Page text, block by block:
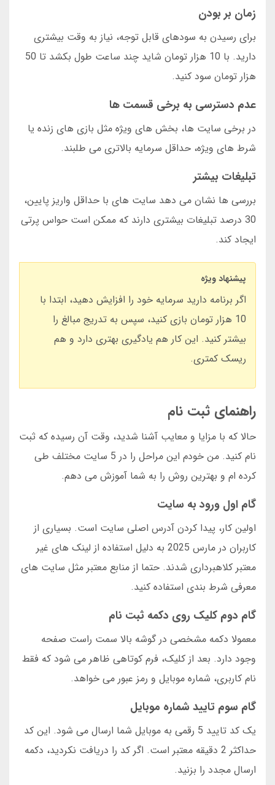
زمان بر بودن
برای رسیدن به سودهای قابل توجه، نیاز به وقت بیشتری
دارید. با 10 هزار تومان شاید چند ساعت طول بکشد تا 50
هزار تومان سود کنید.
عدم دسترسی به برخی قسمت ها
در برخی سایت ها، بخش های ویژه مثل بازی های زنده یا
شرط های ویژه، حداقل سرمایه بالاتری می طلبند.
تبلیغات بیشتر
بررسی ها نشان می دهد سایت های با حداقل واریز پایین،
30 درصد تبلیغات بیشتری دارند که ممکن است حواس پرتی
ایجاد کند.
پیشنهاد ویژه
اگر برنامه دارید سرمایه خود را افزایش دهید، ابتدا با
10 هزار تومان بازی کنید، سپس به تدریج مبالغ را
بیشتر کنید. این کار هم یادگیری بهتری دارد و هم
ریسک کمتری.
راهنمای ثبت نام
حالا که با مزایا و معایب آشنا شدید، وقت آن رسیده که ثبت
نام کنید. من خودم این مراحل را در 5 سایت مختلف طی
کرده ام و بهترین روش را به شما آموزش می دهم.
گام اول ورود به سایت
اولین کار، پیدا کردن آدرس اصلی سایت است. بسیاری از
کاربران در مارس 2025 به دلیل استفاده از لینک های غیر
معتبر کلاهبرداری شدند. حتما از منابع معتبر مثل سایت های
معرفی شرط بندی استفاده کنید.
گام دوم کلیک روی دکمه ثبت نام
معمولا دکمه مشخصی در گوشه بالا سمت راست صفحه
وجود دارد. بعد از کلیک، فرم کوتاهی ظاهر می شود که فقط
نام کاربری، شماره موبایل و رمز عبور می خواهد.
گام سوم تایید شماره موبایل
یک کد تایید 5 رقمی به موبایل شما ارسال می شود. این کد
حداکثر 2 دقیقه معتبر است. اگر کد را دریافت نکردید، دکمه
ارسال مجدد را بزنید.